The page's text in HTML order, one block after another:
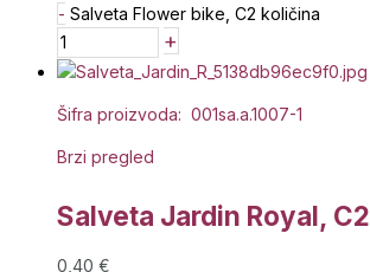
- Salveta Flower bike, C2 količina
+
Šifra proizvoda: 001sa.a.1007-1
Brzi pregled
Salveta Jardin Royal, C2
0,40 €